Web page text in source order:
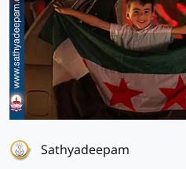
Sathyadeepam